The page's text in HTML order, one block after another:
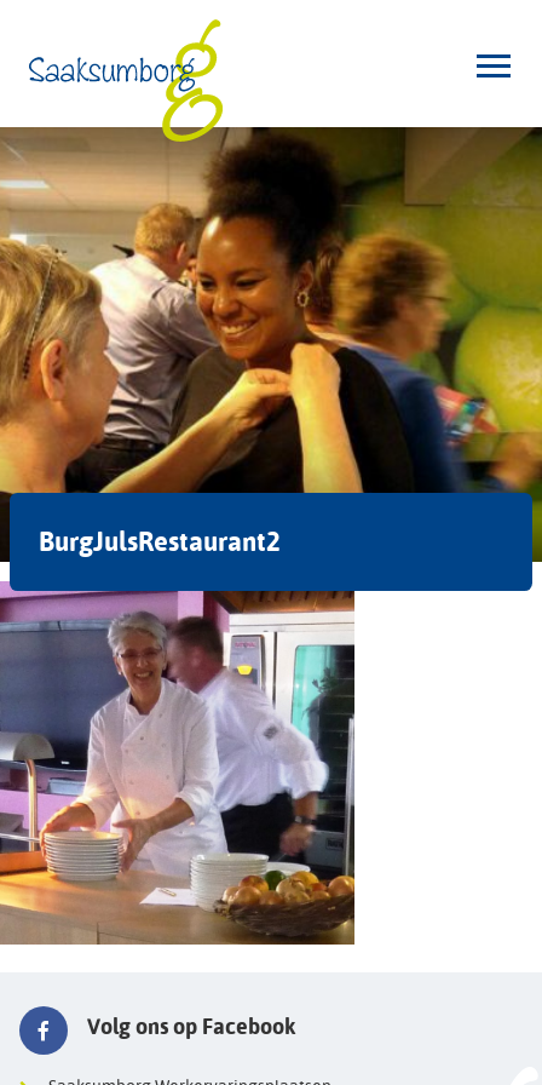
BurgJulsRestaurant2
Volg ons op Facebook